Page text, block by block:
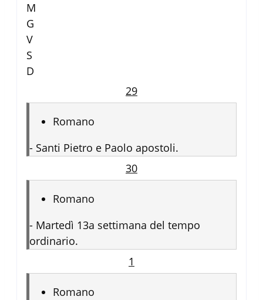
M
G
V
S
D
29
Romano
- Santi Pietro e Paolo apostoli.
30
Romano
- Martedì 13a settimana del tempo
ordinario.
1
Romano